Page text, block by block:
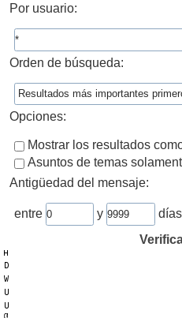
Por usuario:
Orden de búsqueda:
Opciones:
Mostrar los resultados
Asuntos de temas
Antigüedad del mensaje:
entre y
días